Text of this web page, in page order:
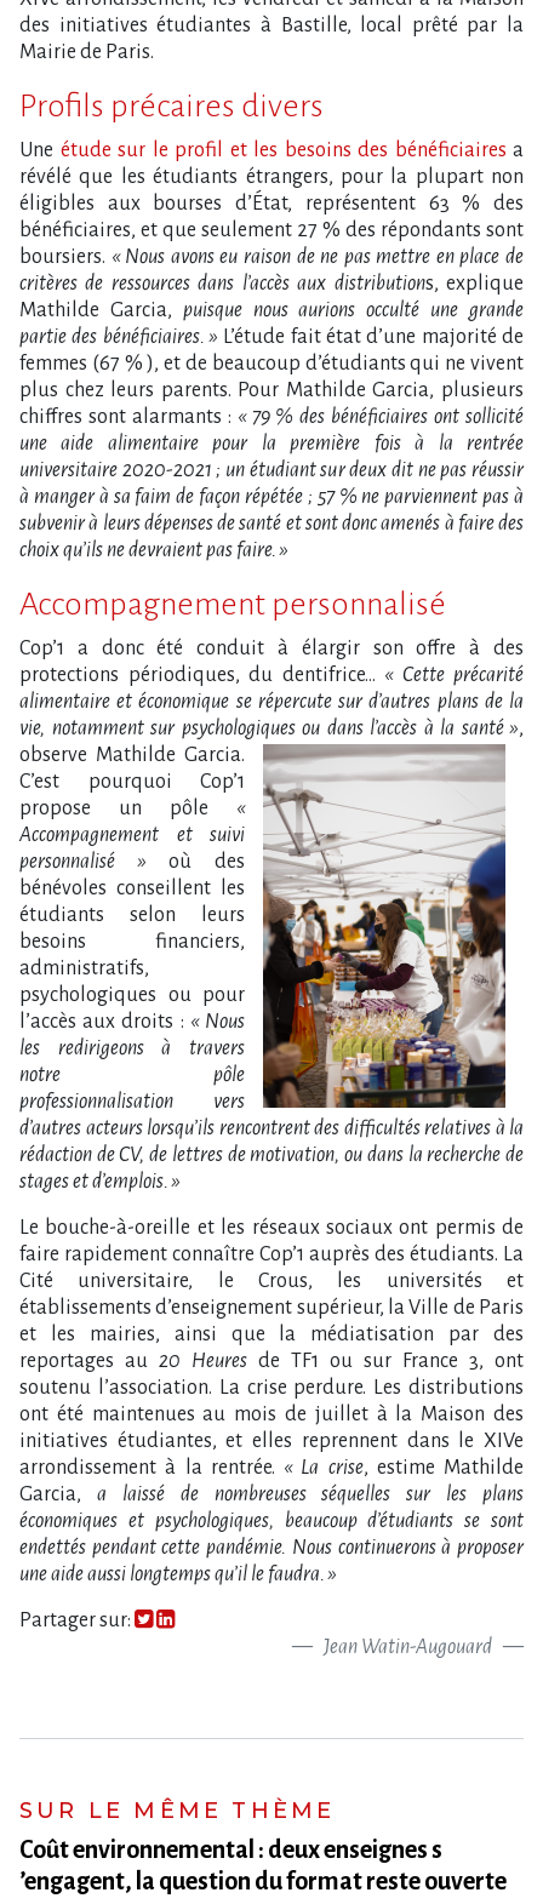
des initiatives étudiantes à Bastille, local prêté par la
Mairie de Paris.
Profils précaires divers
Une étude sur le profil et les besoins des bénéficiaires a
révélé que les étudiants étrangers, pour la plupart non
éligibles aux bourses d’État, représentent 63 % des
bénéficiaires, et que seulement 27 % des répondants sont
boursiers. « Nous avons eu raison de ne pas mettre en place de
critères de ressources dans l’accès aux distributions, explique
Mathilde Garcia, puisque nous aurions occulté une grande
partie des bénéficiaires. » L’étude fait état d’une majorité de
femmes (67 % ), et de beaucoup d’étudiants qui ne vivent
plus chez leurs parents. Pour Mathilde Garcia, plusieurs
chiffres sont alarmants : « 79 % des bénéficiaires ont sollicité
une aide alimentaire pour la première fois à la rentrée
universitaire 2020-2021 ; un étudiant sur deux dit ne pas réussir
à manger à sa faim de façon répétée ; 57 % ne parviennent pas à
subvenir à leurs dépenses de santé et sont donc amenés à faire des
choix qu’ils ne devraient pas faire. »
Accompagnement personnalisé
Cop’1 a donc été conduit à élargir son offre à des
protections périodiques, du dentifrice… « Cette précarité
alimentaire et économique se répercute sur d’autres plans de la
vie, notamment sur psychologiques ou dans l’accès à la santé »,
observe Mathilde Garcia.
C’est pourquoi Cop’1
propose un pôle «
Accompagnement et suivi
personnalisé » où des
bénévoles conseillent les
étudiants selon leurs
besoins financiers,
administratifs,
psychologiques ou pour
l’accès aux droits : « Nous
les redirigeons à travers
notre pôle
professionnalisation vers
d’autres acteurs lorsqu’ils rencontrent des difficultés relatives à la
rédaction de CV, de lettres de motivation, ou dans la recherche de
stages et d’emplois. »
Le bouche-à-oreille et les réseaux sociaux ont permis de
faire rapidement connaître Cop’1 auprès des étudiants. La
Cité universitaire, le Crous, les universités et
établissements d’enseignement supérieur, la Ville de Paris
et les mairies, ainsi que la médiatisation par des
reportages au 20 Heures de TF1 ou sur France 3, ont
soutenu l’association. La crise perdure. Les distributions
ont été maintenues au mois de juillet à la Maison des
initiatives étudiantes, et elles reprennent dans le XIVe
arrondissement à la rentrée. « La crise, estime Mathilde
Garcia, a laissé de nombreuses séquelles sur les plans
économiques et psychologiques, beaucoup d’étudiants se sont
endettés pendant cette pandémie. Nous continuerons à proposer
une aide aussi longtemps qu’il le faudra. »
Partager sur:
Jean Watin-Augouard
SUR LE MÊME THÈME
Coût environnemental : deux enseignes s​
‌’engagent, la question du format reste ouverte